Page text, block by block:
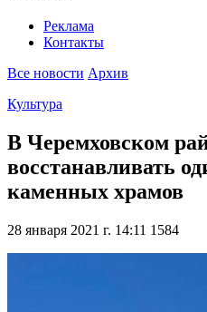
Реклама
Контакты
Все новости Архив
Культура
В Черемховском
восстанавливать
каменных храмов
28 января 2021 г. 14:11 1584